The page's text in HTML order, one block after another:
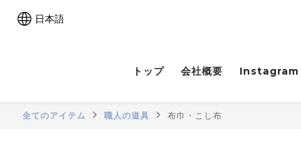
日本語
トップ 会社概要 Instagram
全てのアイテム 職人の道具 布巾・こし布